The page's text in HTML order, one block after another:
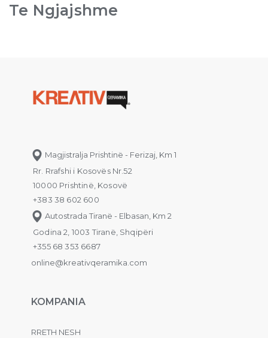
Te Ngjajshme
Magjistralja Prishtinë - Ferizaj, Km 1
Rr. Rrafshi i Kosovës Nr.52
10000 Prishtinë, Kosovë
+383 38 602 600
Autostrada Tiranë - Elbasan, Km 2
Godina 2, 1003 Tiranë, Shqipëri
+355 68 353 6687
online@kreativqeramika.com
KOMPANIA
RRETH NESH